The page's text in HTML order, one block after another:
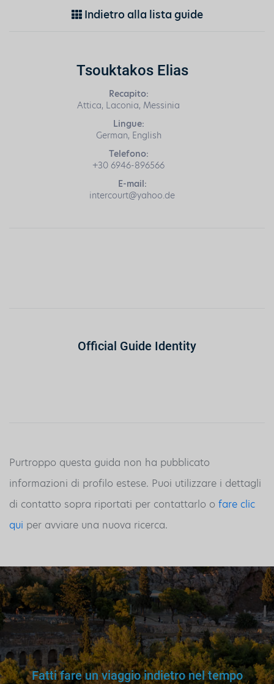
Indietro alla lista guide
Tsouktakos Elias
Recapito:
Attica, Laconia, Messinia
Lingue:
German, English
Telefono:
+30 6946-896566
E-mail:
intercourt@yahoo.de
Official Guide Identity
Purtroppo questa guida non ha pubblicato
informazioni di profilo estese. Puoi utilizzare i dettagli
di contatto sopra riportati per contattarlo o fare clic
qui per avviare una nuova ricerca.
Fatti fare un viaggio indietro nel tempo